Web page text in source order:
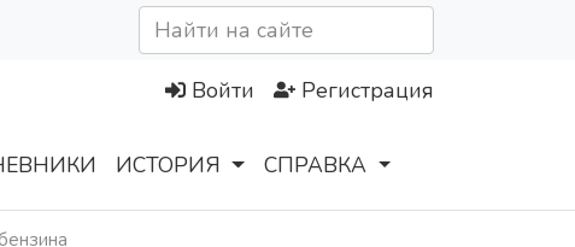
Войти Регистрация
ИСТОРИЯ СПРАВКА